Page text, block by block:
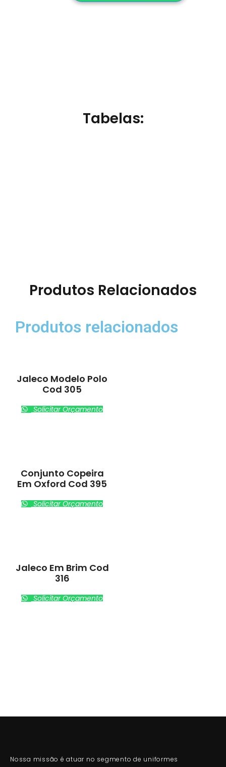
Tabelas:
Produtos Relacionados
Produtos relacionados
Jaleco Modelo Polo
Cod 305
Solicitar Orçamento
Conjunto Copeira
Em Oxford Cod 395
Solicitar Orçamento
Jaleco Em Brim Cod
316
Solicitar Orçamento
Nossa missão é atuar no segmento de uniformes